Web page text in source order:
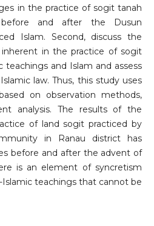
in the practice of sogit tanah
before and after the Dusun
Islam. Second, discuss the
in the practice of sogit
teachings and Islam and assess
law. Thus, this study uses
on observation methods,
analysis. The results of the
of land sogit practiced by
in Ranau district has
before and after the advent of
is an element of syncretism
teachings that cannot be